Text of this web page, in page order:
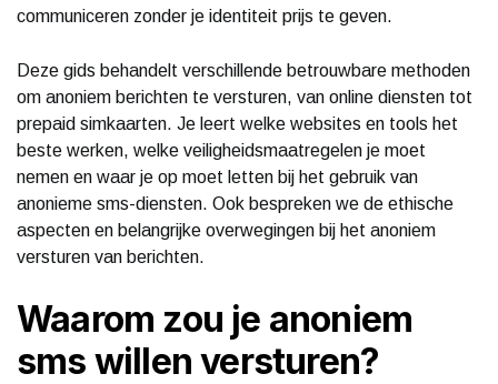
communiceren zonder je identiteit prijs te geven.
Deze gids behandelt verschillende betrouwbare methoden
om anoniem berichten te versturen, van online diensten tot
prepaid simkaarten. Je leert welke websites en tools het
beste werken, welke veiligheidsmaatregelen je moet
nemen en waar je op moet letten bij het gebruik van
anonieme sms-diensten. Ook bespreken we de ethische
aspecten en belangrijke overwegingen bij het anoniem
versturen van berichten.
Waarom zou je anoniem
sms willen versturen?